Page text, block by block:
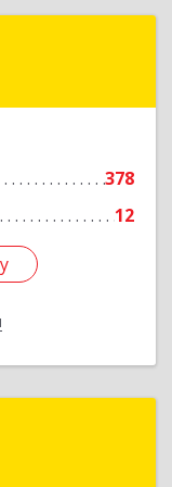
378
12
Подробнее